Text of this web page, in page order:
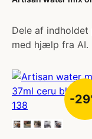
Dele af
med hjælp fra AI.
-